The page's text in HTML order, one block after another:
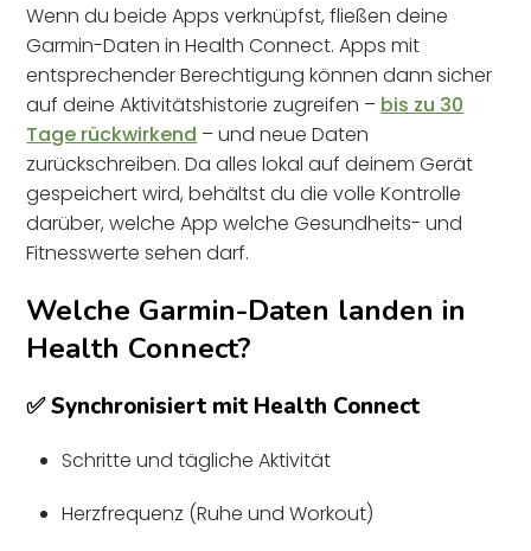
Wenn du beide Apps verknüpfst, fließen deine
Garmin-Daten in Health Connect. Apps mit
entsprechender Berechtigung können dann sicher
auf deine Aktivitätshistorie zugreifen – bis zu 30
Tage rückwirkend – und neue Daten
zurückschreiben. Da alles lokal auf deinem Gerät
gespeichert wird, behältst du die volle Kontrolle
darüber, welche App welche Gesundheits- und
Fitnesswerte sehen darf.
Welche Garmin-Daten landen in
Health Connect?
✅ Synchronisiert mit Health Connect
Schritte und tägliche Aktivität
Herzfrequenz (Ruhe und Workout)